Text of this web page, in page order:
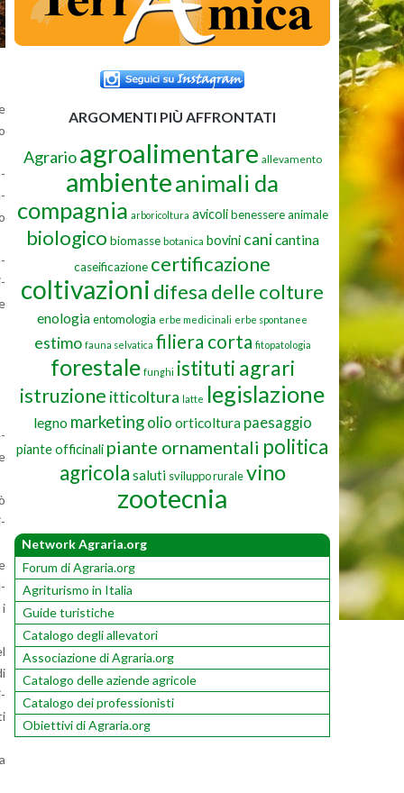
i
ARGOMENTI PIÙ AFFRONTATI
Agrario agroalimentare allevamento
ambienteanimali da
compagnia arboricoltura avicoli benessere animale
biologico biomasse botanica bovini canicantina
caseificazione certificazione
coltivazioni difesa delle colture
enologiaentomologia erbe medicinali erbe spontanee
estimo fauna selvatica filiera corta fitopatologia
forestale funghi istituti agrari
istruzione itticoltura latte legislazione
legno marketing olio orticoltura paesaggio
piante officinali piante ornamentali politica
agricola saluti sviluppo rurale vino
zootecnia
Network Agraria.org
Forum di Agraria.org
Agriturismo in Italia
Guide turistiche
Catalogo degli allevatori
Associazione di Agraria.org
Catalogo delle aziende agricole
Catalogo dei professionisti
Obiettivi di Agraria.org